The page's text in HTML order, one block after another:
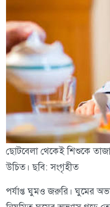
ছোটবেলা থেকেই শিশুকে
উচিত। ছবি: সংগৃহীত
পর্যাপ্ত ঘুমও জরুরি। ঘুমের